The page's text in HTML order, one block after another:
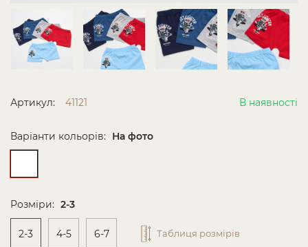
Артикул: 41121 В наявності
Варіанти кольорів: На фото
Розміри: 2-3
2-3 4-5 6-7 Таблиця розмірів